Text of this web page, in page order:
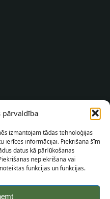
pārvaldība
izmantojam tādas tehnoloģijas
ierīces informācijai. Piekrišana šīm
datus kā pārlūkošanas
nepiekrišana vai
funkcijas un funkcijas.